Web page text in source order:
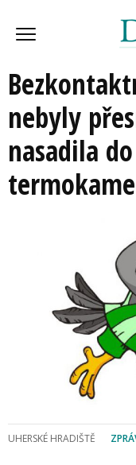
nebyly
nasadila
UHERSKÉ HRADIŠTĚ